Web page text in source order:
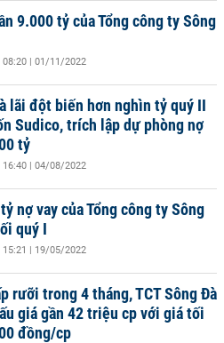
9.000 tỷ của Tổng công ty Sông
08:20 | 01/11/2022
lãi đột biến hơn nghìn tỷ quý II
Sudico, trích lập dự phòng nợ
tỷ
16:40 | 04/08/2022
nợ vay của Tổng công ty Sông
quý I
15:21 | 19/05/2022
rưỡi trong 4 tháng, TCT Sông Đà
giá gần 42 triệu cp với giá tối
đồng/cp